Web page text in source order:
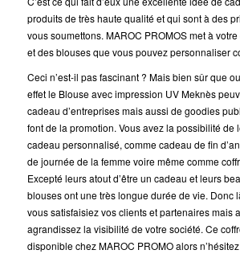
produits de très haute qualité et qui sont à des
vous soumettons. MAROC PROMOS met à
et des blouses que vous pouvez personnaliser
Ceci n’est-il pas fascinant ? Mais bien sûr que
effet le Blouse avec impression UV Meknès
cadeau d’entreprises mais aussi de goodies
font de la promotion. Vous avez la possibilité de
cadeau personnalisé, comme cadeau de fin
de journée de la femme voire même comme
Excepté leurs atout d’être un cadeau et leurs
blouses ont une très longue durée de vie. Donc
vous satisfaisiez vos clients et partenaires mais
agrandissez la visibilité de votre société. Ce
disponible chez MAROC PROMO alors